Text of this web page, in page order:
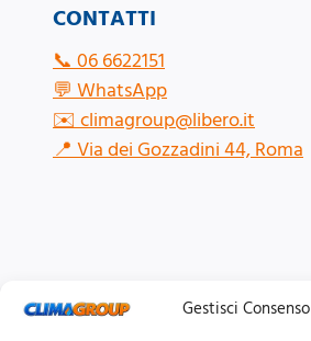
Gestisci Consenso
CONTATTI
📞06 6622151
💬WhatsApp
✉️climagroup@libero.it
📍Via dei Gozzadini 44, Roma